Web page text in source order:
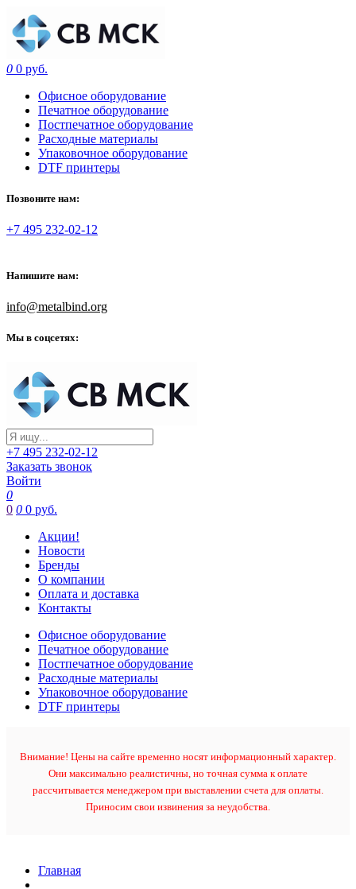
0 0 руб.
Офисное оборудование
Печатное оборудование
Постпечатное оборудование
Расходные материалы
Упаковочное оборудование
DTF принтеры
Позвоните нам:
+7 495 232-02-12
Напишите нам:
info@metalbind.org
Мы в соцсетях:
+7 495 232-02-12
Заказать звонок
Войти
0
0 0 0 руб.
Акции!
Новости
Бренды
О компании
Оплата и доставка
Контакты
Офисное оборудование
Печатное оборудование
Постпечатное оборудование
Расходные материалы
Упаковочное оборудование
DTF принтеры
Внимание! Цены на сайте временно носят информационный характер.
Они максимально реалистичны, но точная сумма к оплате
рассчитывается менеджером при выставлении счета для оплаты.
Приносим свои извинения за неудобства.
Главная